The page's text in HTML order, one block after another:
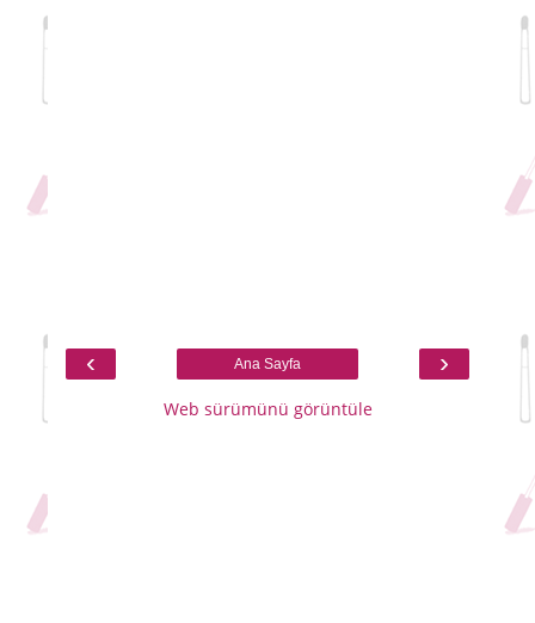
‹ ›
Ana Sayfa
Web sürümünü görüntüle